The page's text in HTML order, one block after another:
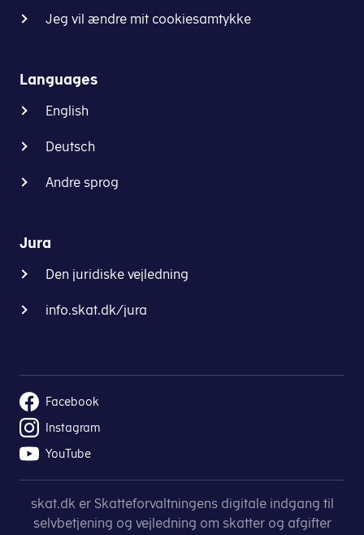
Jeg vil ændre mit cookiesamtykke
Languages
English
Deutsch
Andre sprog
Jura
Den juridiske vejledning
info.skat.dk/jura
Facebook
Instagram
YouTube
skat.dk er Skatteforvaltningens digitale indgang til
selvbetjening og vejledning om skatter og afgifter